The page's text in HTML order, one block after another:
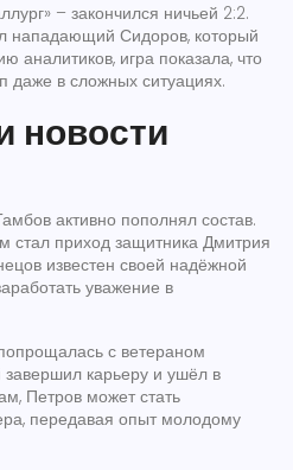
– закончился ничьей 2:2.
нападающий Сидоров, который
аналитиков, игра показала, что
даже в сложных ситуациях.
новости
активно пополнял состав.
приход защитника Дмитрия
известен своей надёжной
уважение в
с ветераном
карьеру и ушёл в
Петров может стать
передавая опыт молодому